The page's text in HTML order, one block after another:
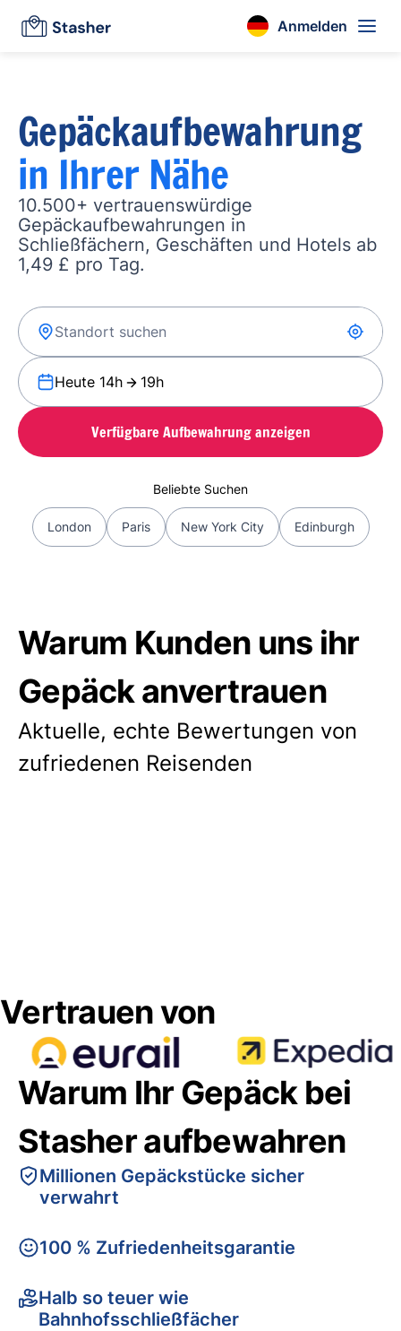
Anmelden
Gepäckaufbewahrung
in Ihrer Nähe
10.500+ vertrauenswürdige
Gepäckaufbewahrungen in
Schließfächern, Geschäften und Hotels ab
1,49 £ pro Tag.
Heute 14h 19h
Verfügbare Aufbewahrung anzeigen
Beliebte Suchen
London Paris New York City Edinburgh
Warum Kunden uns ihr
Gepäck anvertrauen
Aktuelle, echte Bewertungen von
zufriedenen Reisenden
Vertrauen von
Warum Ihr Gepäck bei
Stasher aufbewahren
Millionen Gepäckstücke sicher
verwahrt
100 % Zufriedenheitsgarantie
Halb so teuer wie
Bahnhofsschließfächer